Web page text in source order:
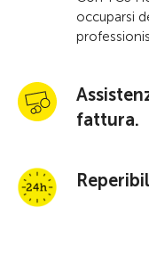
occuparsi
fattura.